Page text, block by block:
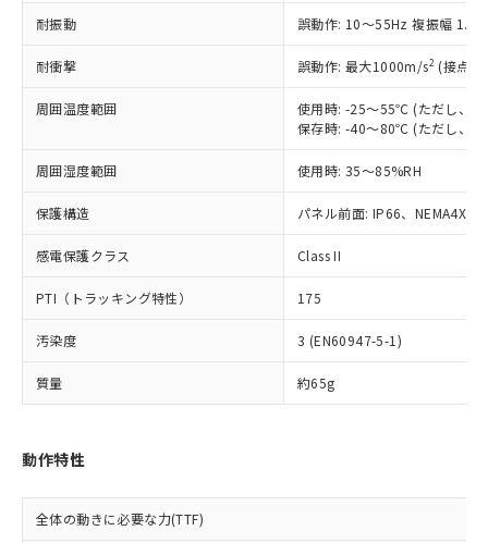
耐振動 誤動作: 10～55Hz 複振幅
耐衝撃 誤動作: 最大1000m/s2 (接点
周囲温度範囲
使用時: -25～55℃ (ただし、氷
保存時: -40～80℃ (ただし、氷
周囲湿度範囲 使用時: 35～85%RH
保護構造 パネル前面: IP66、NEMA4X,
感電保護クラス Class II
PTI（トラッキング特性） 175
汚染度 3 (EN60947-5-1)
質量 約65g
動作特性
全体の動きに必要な力(TTF)
記載している更新日時点での社内デー
タに基づき作成されるものであり、閲
覧された時点での実際の在庫および標
準価格とは異なる場合があることをご
正式な納期状況および標準価格はお客
様のお取引先、またはお客様担当のオ
ムロン制御機器販売店・当社販売員に
オムロン制御機器販売店や当社販売拠
販売ネットワーク
」をご確認
ください。
在庫状況および標準価格結果を当社の
事前の承諾なく第三者に漏洩または開
示しないようお願いします。
マイパーツ機能（部品リスト作成サー
ビス）をご利用いただくには、I-Web
メンバーズにご登録されている必要が
および当社の共同利用者が、当社の製
品・サービスに関するお客様との取
鉛(Pb) 1000ppm以下、 水銀(Hg) 1000ppm以下、 カド
六価クロム(Cr(Ⅵ)) 1000ppm以下、ポリ臭化ビフェニル
類(PBB) 1000ppm以下、ポリ臭化ジフェニルエーテル類
(PBDE) 1000ppm以下、フタル酸ビス(2-エチルヘキシ
ル) (DEHP)(別名：DOP) 1000ppm以下、フタル酸ブチ
ルベンジル（BBP） 1000ppm以下、フタル酸ジブチル
（DBP） 1000ppm以下、フタル酸ジイソブチル
(DIBP) 1000ppm以下
但し、RoHS指令で産業用監視および制御機器に対する
適用除外項目は除く。
フタル酸エステル類の４物質については閾値を超える意
図的な使用がないことを確認しています。
※2 対応予定月
部品在庫の切り替え状況などにより、予定
月が前後することがあります。
下記の非含有証明書をダウンロードするこ
とができます。
*中国RoHS10物質の基準値 (GB/T26572)：
Pb(鉛) :1000ppm、 Hg(水銀) : 1000ppm、 Cd(カドミウ
Cr(Ⅵ)(六価クロム) : 1000ppm、 PBBs(ポリ臭化ビフェ
ニル類) : 1000ppm、 PBDEs(ポリ臭化ジフェニルエーテ
ル) : 1000ppm、
DEHP(フタル酸ビス(2-エチルヘキシル)) : 1000ppm
※2 環境保護使用期限
「ｅ」：有害物質（10物質）のすべてが基
準値以下であることを示します。
「10」：通常の使用状況下において有害物
質が外部に漏えいし、環境に深刻な影響を
及ぼさない年数を意味します。
（以下｢規制貨物等」という）を輸出
または国外への提供する場合は、日本
国政府の輸出許可(または役務取引許
可)を取得するなどの必要な手続きを
当社は規制貨物を破棄する場合は、完
全に破砕するなど、違法に輸出されな
いよう必要な手段を講じます。
当社は貴社製品を、核兵器、ミサイ
ル、化学兵器、生物兵器またはその他
武器並びにこれらの製造装置等に一切
使用いたしません。
当社は、貴社製品を第三者に販売する
場合は、上記1、2および3の内容を当
該第三者に通知します。また当社は、
販売先および販売に係わる関係者が違
法に輸出するおそれがある場合は、取
り引きをいたしません。
○ 一定数以上の在庫あり
△ 一定数には満たないが在庫あり
在庫なし(最新の在庫状況につ
いては、お客様のお取引先、ま
たはお客様担当のオムロン制御
機器販売店・当社販売員にご確
認ください)
受注生産機種、また在庫状況の
情報を公開していない機種